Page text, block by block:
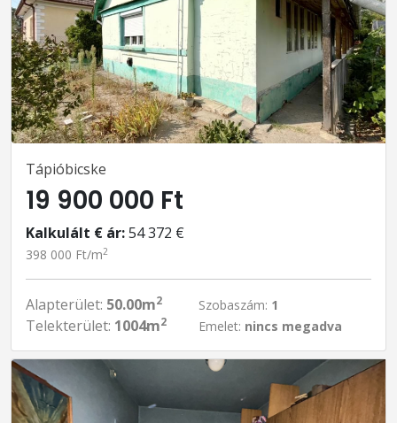
Tápióbicske
19 900 000 Ft
Kalkulált € ár:54 372 €
398 000 Ft/m2
Alapterület: 50.00m2
Telekterület: 1004m2
Szobaszám: 1
Emelet: nincs megadva